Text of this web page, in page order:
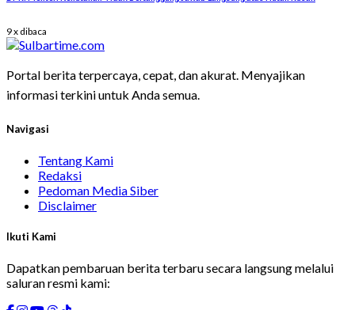
9 x dibaca
Portal berita terpercaya, cepat, dan akurat. Menyajikan
informasi terkini untuk Anda semua.
Navigasi
Tentang Kami
Redaksi
Pedoman Media Siber
Disclaimer
Ikuti Kami
Dapatkan pembaruan berita terbaru secara langsung melalui
saluran resmi kami: